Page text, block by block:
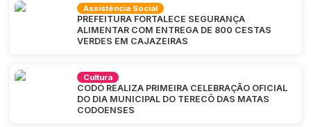
Assistência Social
PREFEITURA FORTALECE SEGURANÇA
ALIMENTAR COM ENTREGA DE 800 CESTAS
VERDES EM CAJAZEIRAS
Cultura
CODÓ REALIZA PRIMEIRA CELEBRAÇÃO OFICIAL
DO DIA MUNICIPAL DO TERECÔ DAS MATAS
CODOENSES